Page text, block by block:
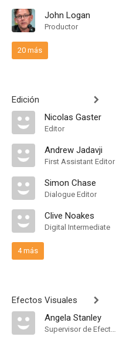
John Logan
Productor
20 más
Edición
Nicolas Gaster
Editor
Andrew Jadavji
First Assistant Editor
Simon Chase
Dialogue Editor
Clive Noakes
Digital Intermediate
4 más
Efectos Visuales
Angela Stanley
Supervisor de Efectos Visuales